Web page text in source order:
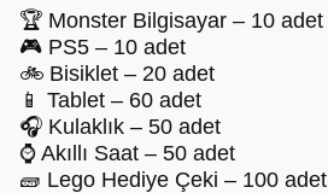
🏆 Monster Bilgisayar – 10 adet
🎮 PS5 – 10 adet
🚲 Bisiklet – 20 adet
📱 Tablet – 60 adet
🎧 Kulaklık – 50 adet
⌚ Akıllı Saat – 50 adet
🧱 Lego Hediye Çeki – 100 adet